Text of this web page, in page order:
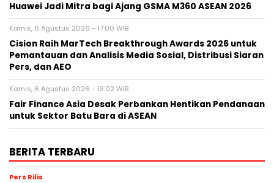
Huawei Jadi Mitra bagi Ajang GSMA M360 ASEAN 2026
Kamis, 6 Agustus 2026 - 17:00 WIB
Cision Raih MarTech Breakthrough Awards 2026 untuk
Pemantauan dan Analisis Media Sosial, Distribusi Siaran
Pers, dan AEO
Kamis, 6 Agustus 2026 - 13:02 WIB
Fair Finance Asia Desak Perbankan Hentikan Pendanaan
untuk Sektor Batu Bara di ASEAN
BERITA TERBARU
Pers Rilis